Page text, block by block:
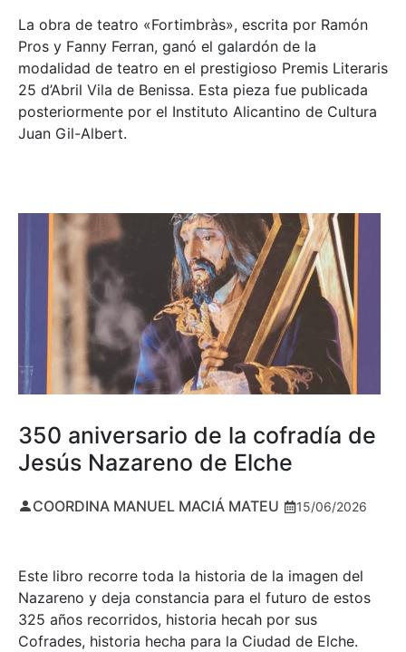
La obra de teatro «Fortimbràs», escrita por Ramón
Pros y Fanny Ferran, ganó el galardón de la
modalidad de teatro en el prestigioso Premis Literaris
25 d’Abril Vila de Benissa. Esta pieza fue publicada
posteriormente por el Instituto Alicantino de Cultura
Juan Gil-Albert.
350 aniversario de la cofradía de
Jesús Nazareno de Elche
COORDINA MANUEL MACIÁ MATEU 15/06/2026
Este libro recorre toda la historia de la imagen del
Nazareno y deja constancia para el futuro de estos
325 años recorridos, historia hecah por sus
Cofrades, historia hecha para la Ciudad de Elche.